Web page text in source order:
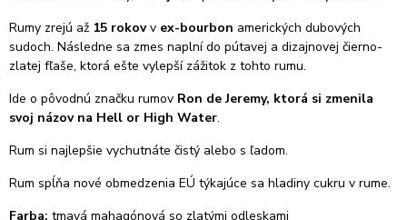
Rumy zrejú až 15 rokovv ex-bourbon amerických dubových
sudoch. Následne sa zmes naplní do pútavej a dizajnovej čierno-
zlatej fľaše, ktorá ešte vylepší zážitok z tohto rumu.
Ide o pôvodnú značku rumov Ron de Jeremy, ktorá si zmenila
svoj názov na Hell or High Water.
Rum si najlepšie vychutnáte čistý alebo s ľadom.
Rum spĺňa nové obmedzenia EÚ týkajúce sa hladiny cukru v rume.
Farba: tmavá mahagónová so zlatými odleskami